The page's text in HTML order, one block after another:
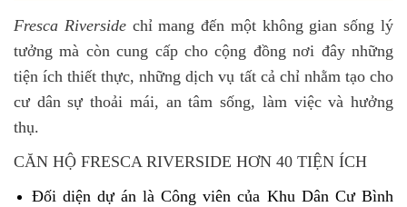
Fresca Riversidechỉ mang đến một không gian sống lý
tưởng mà còn cung cấp cho cộng đồng nơi đây những
tiện ích thiết thực, những dịch vụ tất cả chỉ nhằm tạo cho
cư dân sự thoải mái, an tâm sống, làm việc và hưởng
thụ.
CĂN HỘ FRESCA RIVERSIDE HƠN 40 TIỆN ÍCH
Đối diện dự án là Công viên của Khu Dân Cư Bình